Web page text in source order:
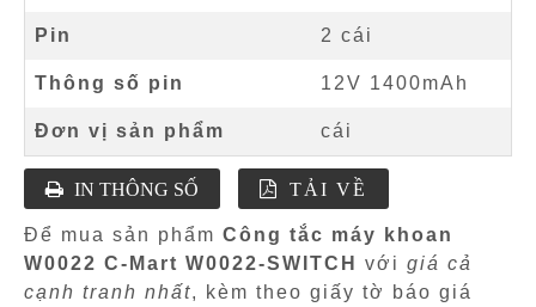
Pin 2 cái
Thông số pin 12V 1400mAh
Đơn vị sản phẩm cái
IN THÔNG SỐ TẢI VỀ
Để mua sản phẩm Công tắc máy khoan
W0022 C-Mart W0022-SWITCH
với giá cả
cạnh tranh nhất, kèm theo giấy tờ báo giá